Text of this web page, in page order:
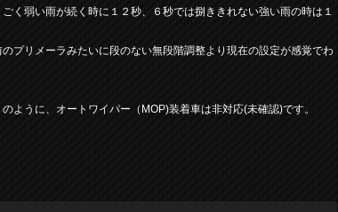
く弱い雨が続く時に１２秒、６秒では捌ききれない強い雨の時は１
プリメーラみたいに段のない無段階調整より現在の設定が感覚でわ
ように、オートワイパー（MOP)装着車は非対応(未確認)です。